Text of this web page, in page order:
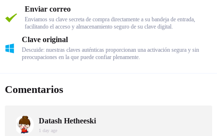
Enviar correo
Enviamos su clave secreta de compra directamente a su bandeja de entrada,
facilitando el acceso y almacenamiento seguro de su clave digital.
Clave original
Descuide: nuestras claves auténticas proporcionan una activación segura y sin
preocupaciones en la que puede confiar plenamente.
Comentarios
Datash Hetheeski
1 day age